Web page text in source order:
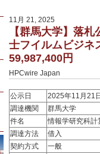
11月 21, 2025
【群馬大学】落
士フイルムビジネ
59,987,400円
HPCwire Japan
公示日
2025年11月21日
調達機関
群馬大学
件名
情報学研究科計
調達方法
借入
契約方式
一般